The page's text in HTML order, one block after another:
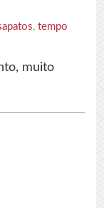
,tempo
muito